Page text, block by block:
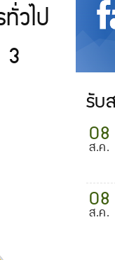
วไป
3
รับ
08
ส.ค.
08
ส.ค.